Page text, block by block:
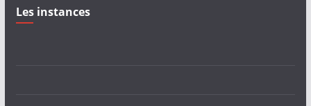
Les instances